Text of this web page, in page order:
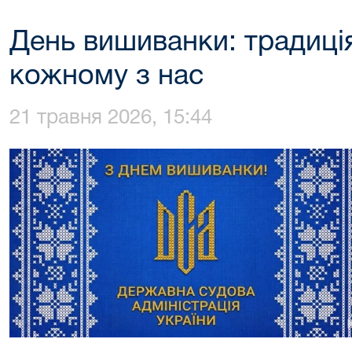
День вишиванки:
кожному з нас
21 травня 2026, 15:44